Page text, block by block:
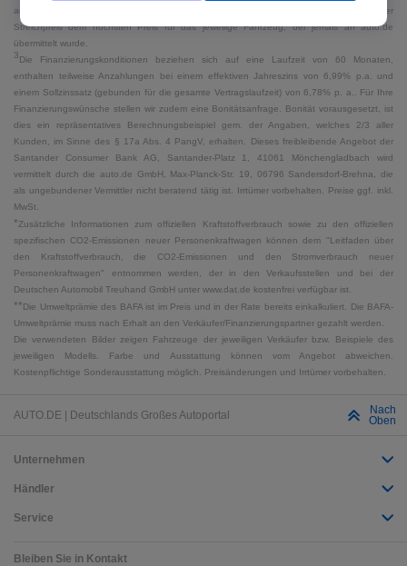
an auto.de übermittelten Listenpreis. Für alle anderen Fahrzeuge entspricht der
Streichpreis dem höchsten Preis für das jeweilige Fahrzeug, der jemals an auto.de
übermittelt wurde.
3Die Finanzierungskonditionen beziehen sich auf eine Laufzeit von 60 Monaten,
enthalten teilweise Anzahlungen bei einem effektiven Jahreszins von 6,99% p.a. und
einem Sollzinssatz (gebunden für die gesamte Vertragslaufzeit) von 6,78% p. a.. Für Ihre
Finanzierungswünsche stellen wir zudem eine Bonitätsanfrage. Bonität vorausgesetzt, ist
dies ein repräsentatives Berechnungsbeispiel gem. der Angaben, welches 2/3 aller
Kunden, im Sinne des § 17a Abs. 4 PangV, erhalten. Dieses freibleibende Angebot der
Santander Consumer Bank AG, Santander-Platz 1, 41061 Mönchengladbach wird
vermittelt durch die auto.de GmbH, Max-Planck-Str. 19, 06796 Sandersdorf-Brehna, die
als ungebundener Vermittler nicht beratend tätig ist. Irrtümer vorbehalten. Preise ggf. inkl.
MwSt.
*Zusätzliche Informationen zum offiziellen Kraftstoffverbrauch sowie zu den offiziellen
spezifischen CO2-Emissionen neuer Personenkraftwagen können dem "Leitfaden über
den Kraftstoffverbrauch, die CO2-Emissionen und den Stromverbrauch neuer
Personenkraftwagen" entnommen werden, der in den Verkaufsstellen und bei der
Deutschen Automobil Treuhand GmbH unter www.dat.de kostenfrei verfügbar ist.
**Die Umweltprämie des BAFA ist im Preis und in der Rate bereits einkalkuliert. Die BAFA-
Umweltprämie muss nach Erhalt an den Verkäufer/Finanzierungspartner gezahlt werden.
Die verwendeten Bilder zeigen Fahrzeuge der jeweiligen Verkäufer bzw. Beispiele des
jeweiligen Modells. Farbe und Ausstattung können vom Angebot abweichen.
Kostenpflichtige Sonderausstattung möglich. Preisänderungen und Irrtümer vorbehalten.
AUTO.DE | Deutschlands Großes Autoportal
Nach
Oben
Unternehmen
Händler
Service
Bleiben Sie in Kontakt